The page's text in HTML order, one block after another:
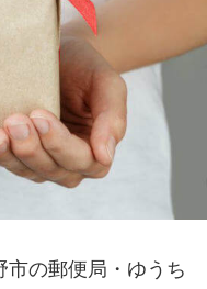
の郵便局・ゆうち